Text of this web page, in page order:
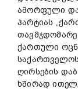
ამორფული
პარტიას
თავმჯდომარე
ქართული
ღირსების
ხშირად